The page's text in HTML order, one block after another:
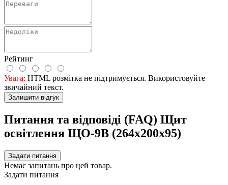
Рейтинг
Увага: HTML розмітка не підтримується. Використовуйте
звичайний текст.
Залишити відгук
Питання та відповіді (FAQ) Щит
оcвiтлення ЩО-9В (264х200х95)
Задати питання
Немає запитань про цей товар.
Задати питання